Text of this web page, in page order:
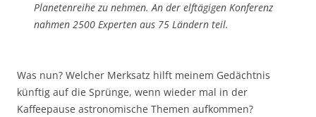
Planetenreihe zu nehmen. An der elftägigen Konferenz
nahmen 2500 Experten aus 75 Ländern teil.
Was nun? Welcher Merksatz hilft meinem Gedächtnis
künftig auf die Sprünge, wenn wieder mal in der
Kaffeepause astronomische Themen aufkommen?